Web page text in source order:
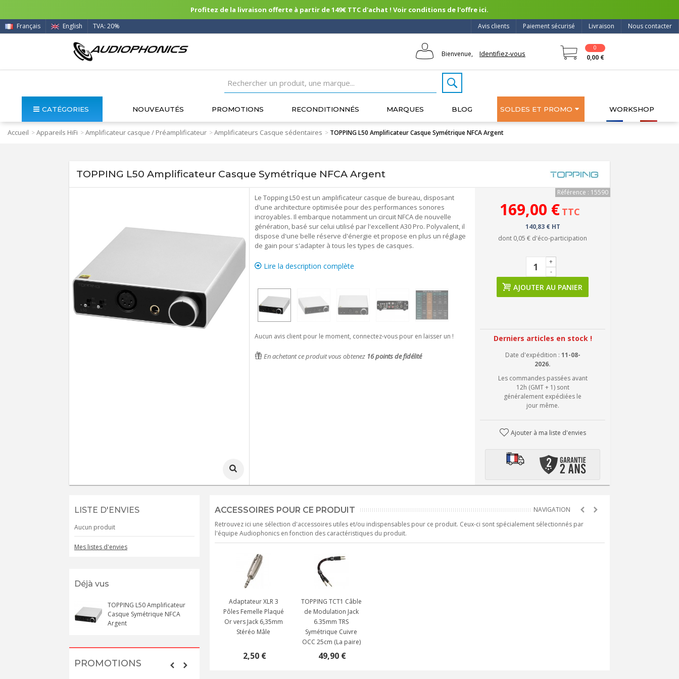
Profitez de la livraison offerte à partir de 149€ TTC d'achat ! Voir conditions de l'offre ici.
Nous contacter
Livraison
Paiement sécurisé
Avis clients
Français English TVA: 20%
Bienvenue, Identifiez-vous
0
0,00 €
CATÉGORIES NOUVEAUTÉS PROMOTIONS RECONDITIONNÉS MARQUES BLOG SOLDES ET PROMO WORKSHOP
Accueil >Appareils HiFi >Amplificateur casque / Préamplificateur >Amplificateurs Casque sédentaires > TOPPING L50 Amplificateur Casque Symétrique NFCA Argent
TOPPING L50 Amplificateur Casque Symétrique NFCA Argent
Le Topping L50 est un amplificateur casque de bureau, disposant
d'une architecture optimisée pour des performances sonores
incroyables. Il embarque notamment un circuit NFCA de nouvelle
génération, basé sur celui utilisé par l'excellent A30 Pro. Polyvalent, il
dispose d'une belle réserve d'énergie et propose en plus un réglage
de gain pour s'adapter à tous les types de casques.
Lire la description complète
Aucun avis client pour le moment, connectez-vous pour en laisser un !
En achetant ce produit vous obtenez 16points de fidélité
Référence : 15590
169,00 € TTC
140,83 € HT
dont 0,05 € d'éco-participation
-
+
AJOUTER AU PANIER
Derniers articles en stock !
Date d'expédition : 11-08-
2026.
Les commandes passées avant
12h (GMT + 1) sont
généralement expédiées le
jour même.
Ajouter à ma liste d'envies
LISTE D'ENVIES
Aucun produit
Mes listes d'envies
Déjà vus
TOPPING L50 Amplificateur
Casque Symétrique NFCA
Argent
PROMOTIONS
ACCESSOIRES POUR CE PRODUIT
Retrouvez ici une sélection d'accessoires utiles et/ou indispensables pour ce produit. Ceux-ci sont spécialement sélectionnés par
l'équipe Audiophonics en fonction des caractéristiques du produit.
Adaptateur XLR 3
Pôles Femelle Plaqué
Or vers Jack 6,35mm
Stéréo Mâle
2,50 €
TOPPING TCT1 Câble
de Modulation Jack
6.35mm TRS
Symétrique Cuivre
OCC 25cm (La paire)
49,90 €